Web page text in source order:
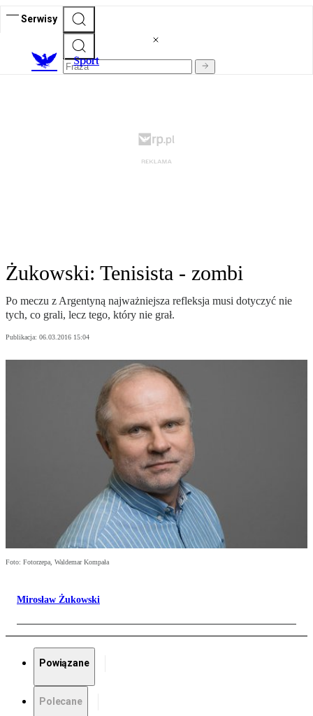
Serwisy
Sport
Żukowski: Tenisista - zombi
Po meczu z Argentyną najważniejsza refleksja musi dotyczyć nie
tych, co grali, lecz tego, który nie grał.
Publikacja: 06.03.2016 15:04
Foto: Fotorzepa, Waldemar Kompała
Mirosław Żukowski
Powiązane
Polecane